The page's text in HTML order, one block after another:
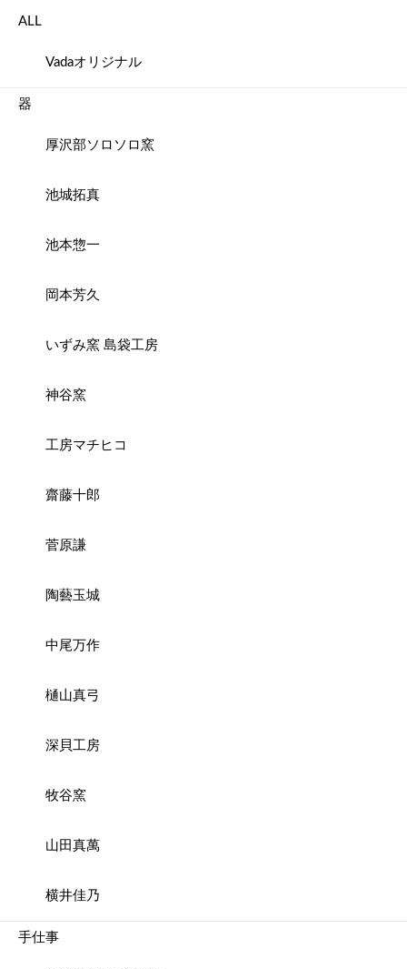
ALL
Vadaオリジナル
器
厚沢部ソロソロ窯
池城拓真
池本惣一
岡本芳久
いずみ窯 島袋工房
神谷窯
工房マチヒコ
齋藤十郎
菅原謙
陶藝玉城
中尾万作
樋山真弓
深貝工房
牧谷窯
山田真萬
横井佳乃
手仕事